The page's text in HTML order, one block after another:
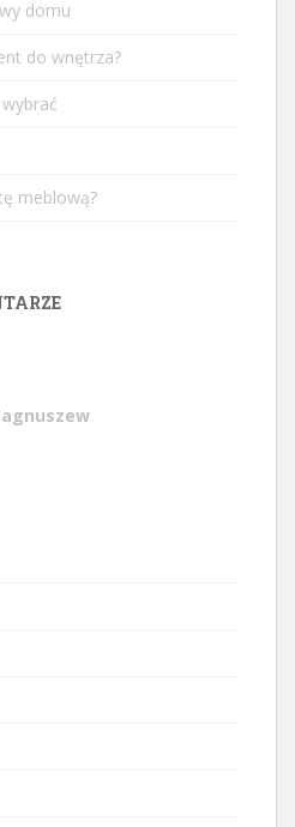
domu
do wnętrza?
meblową?